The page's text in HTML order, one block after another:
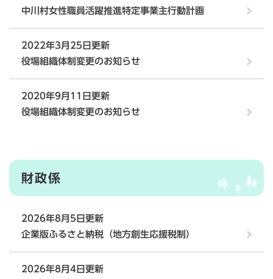
中川村女性職員活躍推進特定事業主行動計画
2022年3月25日更新
役場組織体制変更のお知らせ
2020年9月11日更新
役場組織体制変更のお知らせ
財政係
2026年8月5日更新
企業版ふるさと納税（地方創生応援税制）
2026年8月4日更新